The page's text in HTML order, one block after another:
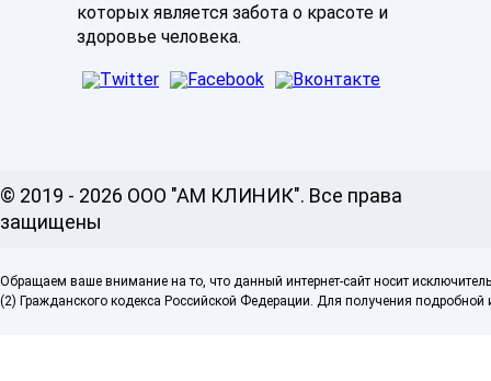
которых является забота о красоте и
здоровье человека.
© 2019 - 2026 ООО "АМ КЛИНИК". Все права
защищены
Обращаем ваше внимание на то, что данный интернет-сайт носит
(2) Гражданского кодекса Российской Федерации. Для получения